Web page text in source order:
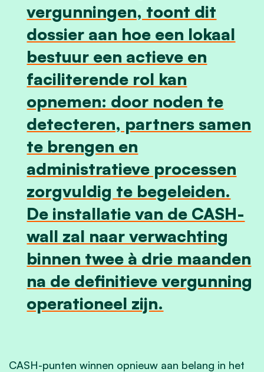
vergunningen, toont dit
dossier aan hoe een lokaal
bestuur een actieve en
faciliterende rol kan
opnemen: door noden te
detecteren, partners samen
te brengen en
administratieve processen
zorgvuldig te begeleiden.
De installatie van de CASH-
wall zal naar verwachting
binnen twee à drie maanden
na de definitieve vergunning
operationeel zijn.
CASH-punten winnen opnieuw aan belang in het